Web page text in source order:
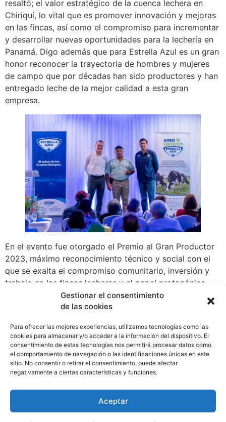
Gestionar el consentimiento
de las cookies
Para ofrecer las mejores experiencias, utilizamos tecnologías como las
cookies para almacenar y/o acceder a la información del dispositivo. El
consentimiento de estas tecnologías nos permitirá procesar datos como
el comportamiento de navegación o las identificaciones únicas en este
sitio. No consentir o retirar el consentimiento, puede afectar
negativamente a ciertas características y funciones.
Aceptar
resaltó; el valor estratégico de la cuenca lechera en
Chiriquí, lo vital que es promover innovación y mejoras
en las fincas, así como el compromiso para incrementar
y desarrollar nuevas oportunidades para la lechería en
Panamá. Digo además que para Estrella Azul es un gran
honor reconocer la trayectoria de hombres y mujeres
de campo que por décadas han sido productores y han
entregado leche de la mejor calidad a esta gran
empresa.
En el evento fue otorgado el Premio al Gran Productor
2023, máximo reconocimiento técnico y social con el
que se exalta el compromiso comunitario, inversión y
trabajo en las fincas lecheras y el papel protagónico
que ocupan nuestros productores de leche en todo el
país. Es un motivo y compromiso con la sostenibilidad
productores que diariamente les brindan a los
panameños todo el esfuerzo e inversión que construyen
en sus fincas.
WhatsApp
Compartir
Eventos,leche
produccion